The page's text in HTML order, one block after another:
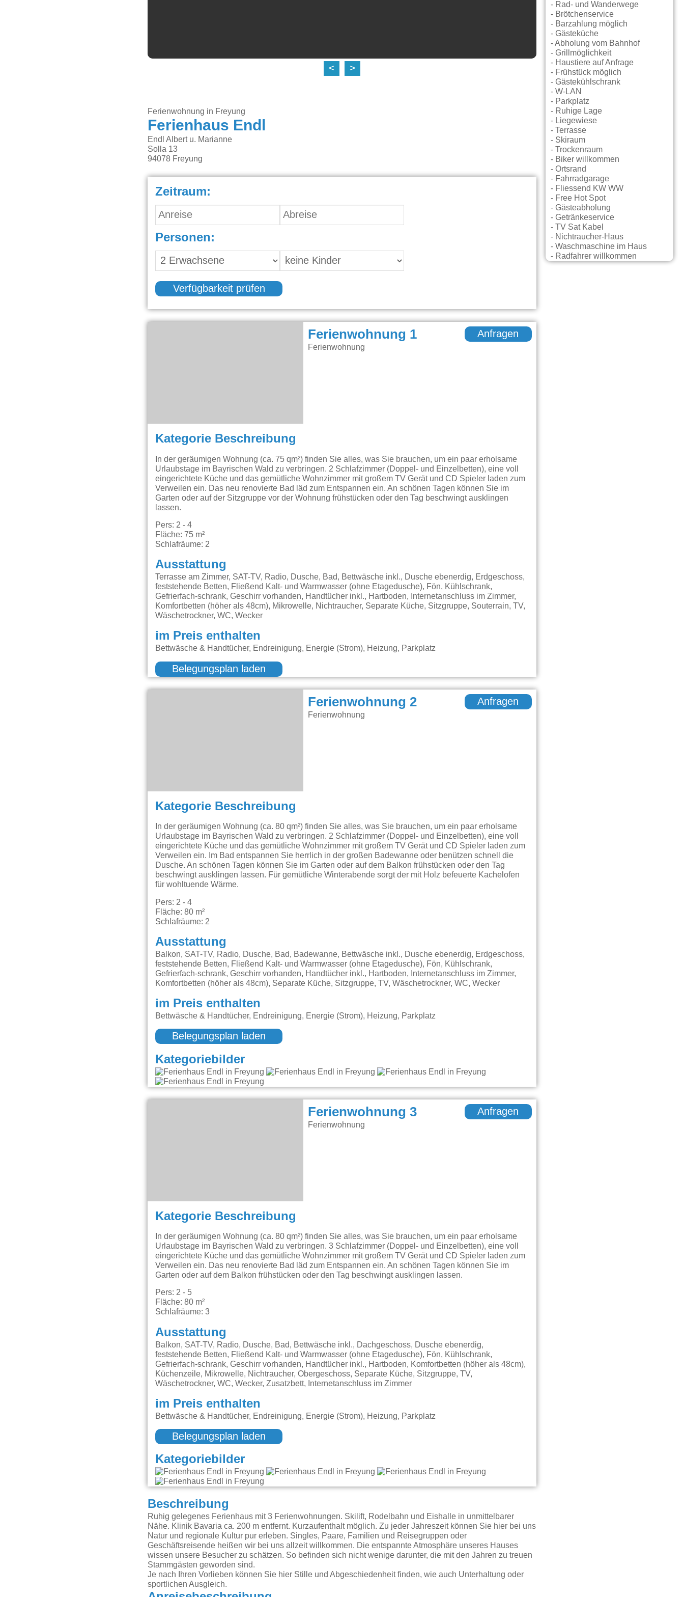
< >
Ferienwohnung in Freyung
Ferienhaus Endl
Endl Albert u. Marianne
Solla 13
94078 Freyung
Zeitraum:
Personen:
Verfügbarkeit prüfen
Ferienwohnung 1
Ferienwohnung
Anfragen
Kategorie Beschreibung
In der geräumigen Wohnung (ca. 75 qm²) finden Sie alles, was Sie brauchen, um ein paar erholsame
Urlaubstage im Bayrischen Wald zu verbringen. 2 Schlafzimmer (Doppel- und Einzelbetten), eine voll
eingerichtete Küche und das gemütliche Wohnzimmer mit großem TV Gerät und CD Spieler laden zum
Verweilen ein. Das neu renovierte Bad läd zum Entspannen ein. An schönen Tagen können Sie im
Garten oder auf der Sitzgruppe vor der Wohnung frühstücken oder den Tag beschwingt ausklingen
lassen.
Pers: 2 - 4
Fläche: 75 m²
Schlafräume: 2
Ausstattung
Terrasse am Zimmer, SAT-TV, Radio, Dusche, Bad, Bettwäsche inkl., Dusche ebenerdig, Erdgeschoss,
feststehende Betten, Fließend Kalt- und Warmwasser (ohne Etagedusche), Fön, Kühlschrank,
Gefrierfach-schrank, Geschirr vorhanden, Handtücher inkl., Hartboden, Internetanschluss im Zimmer,
Komfortbetten (höher als 48cm), Mikrowelle, Nichtraucher, Separate Küche, Sitzgruppe, Souterrain, TV,
Wäschetrockner, WC, Wecker
im Preis enthalten
Bettwäsche & Handtücher, Endreinigung, Energie (Strom), Heizung, Parkplatz
Belegungsplan laden
Ferienwohnung 2
Ferienwohnung
Anfragen
Kategorie Beschreibung
In der geräumigen Wohnung (ca. 80 qm²) finden Sie alles, was Sie brauchen, um ein paar erholsame
Urlaubstage im Bayrischen Wald zu verbringen. 2 Schlafzimmer (Doppel- und Einzelbetten), eine voll
eingerichtete Küche und das gemütliche Wohnzimmer mit großem TV Gerät und CD Spieler laden zum
Verweilen ein. Im Bad entspannen Sie herrlich in der großen Badewanne oder benützen schnell die
Dusche. An schönen Tagen können Sie im Garten oder auf dem Balkon frühstücken oder den Tag
beschwingt ausklingen lassen. Für gemütliche Winterabende sorgt der mit Holz befeuerte Kachelofen
für wohltuende Wärme.
Pers: 2 - 4
Fläche: 80 m²
Schlafräume: 2
Ausstattung
Balkon, SAT-TV, Radio, Dusche, Bad, Badewanne, Bettwäsche inkl., Dusche ebenerdig, Erdgeschoss,
feststehende Betten, Fließend Kalt- und Warmwasser (ohne Etagedusche), Fön, Kühlschrank,
Gefrierfach-schrank, Geschirr vorhanden, Handtücher inkl., Hartboden, Internetanschluss im Zimmer,
Komfortbetten (höher als 48cm), Separate Küche, Sitzgruppe, TV, Wäschetrockner, WC, Wecker
im Preis enthalten
Bettwäsche & Handtücher, Endreinigung, Energie (Strom), Heizung, Parkplatz
Belegungsplan laden
Kategoriebilder
Ferienwohnung 3
Ferienwohnung
Anfragen
Kategorie Beschreibung
In der geräumigen Wohnung (ca. 80 qm²) finden Sie alles, was Sie brauchen, um ein paar erholsame
Urlaubstage im Bayrischen Wald zu verbringen. 3 Schlafzimmer (Doppel- und Einzelbetten), eine voll
eingerichtete Küche und das gemütliche Wohnzimmer mit großem TV Gerät und CD Spieler laden zum
Verweilen ein. Das neu renovierte Bad läd zum Entspannen ein. An schönen Tagen können Sie im
Garten oder auf dem Balkon frühstücken oder den Tag beschwingt ausklingen lassen.
Pers: 2 - 5
Fläche: 80 m²
Schlafräume: 3
Ausstattung
Balkon, SAT-TV, Radio, Dusche, Bad, Bettwäsche inkl., Dachgeschoss, Dusche ebenerdig,
feststehende Betten, Fließend Kalt- und Warmwasser (ohne Etagedusche), Fön, Kühlschrank,
Gefrierfach-schrank, Geschirr vorhanden, Handtücher inkl., Hartboden, Komfortbetten (höher als 48cm),
Küchenzeile, Mikrowelle, Nichtraucher, Obergeschoss, Separate Küche, Sitzgruppe, TV,
Wäschetrockner, WC, Wecker, Zusatzbett, Internetanschluss im Zimmer
im Preis enthalten
Bettwäsche & Handtücher, Endreinigung, Energie (Strom), Heizung, Parkplatz
Belegungsplan laden
Kategoriebilder
Beschreibung
Ruhig gelegenes Ferienhaus mit 3 Ferienwohnungen. Skilift, Rodelbahn und Eishalle in unmittelbarer
Nähe. Klinik Bavaria ca. 200 m entfernt. Kurzaufenthalt möglich. Zu jeder Jahreszeit können Sie hier bei uns
Natur und regionale Kultur pur erleben. Singles, Paare, Familien und Reisegruppen oder
Geschäftsreisende heißen wir bei uns allzeit willkommen. Die entspannte Atmosphäre unseres Hauses
wissen unsere Besucher zu schätzen. So befinden sich nicht wenige darunter, die mit den Jahren zu treuen
Stammgästen geworden sind.
Je nach Ihren Vorlieben können Sie hier Stille und Abgeschiedenheit finden, wie auch Unterhaltung oder
sportlichen Ausgleich.
- Rad- und Wanderwege
- Brötchenservice
- Barzahlung möglich
- Gästeküche
- Abholung vom Bahnhof
- Grillmöglichkeit
- Haustiere auf Anfrage
- Frühstück möglich
- Gästekühlschrank
- W-LAN
- Parkplatz
- Ruhige Lage
- Liegewiese
- Terrasse
- Skiraum
- Trockenraum
- Biker willkommen
- Ortsrand
- Fahrradgarage
- Fliessend KW WW
- Free Hot Spot
- Gästeabholung
- Getränkeservice
- TV Sat Kabel
- Nichtraucher-Haus
- Waschmaschine im Haus
- Radfahrer willkommen